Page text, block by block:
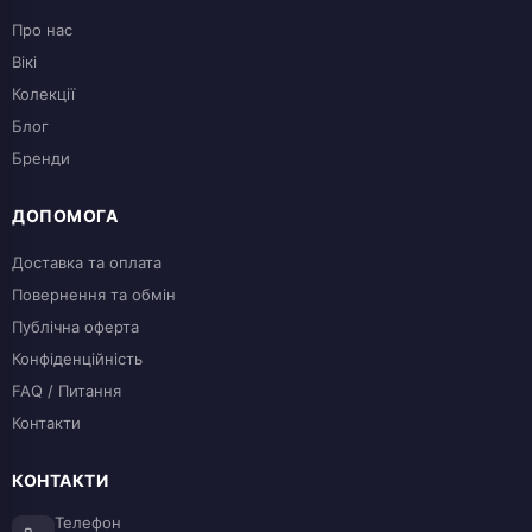
Про нас
Вікі
Колекції
Блог
Бренди
ДОПОМОГА
Доставка та оплата
Повернення та обмін
Публічна оферта
Конфіденційність
FAQ / Питання
Контакти
КОНТАКТИ
Телефон